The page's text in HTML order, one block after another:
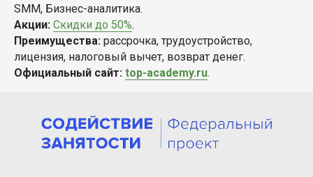
SMM, Бизнес-аналитика.
Акции: Скидки до 50%.
Преимущества: рассрочка, трудоустройство,
лицензия, налоговый вычет, возврат денег.
Официальный сайт: top-academy.ru.